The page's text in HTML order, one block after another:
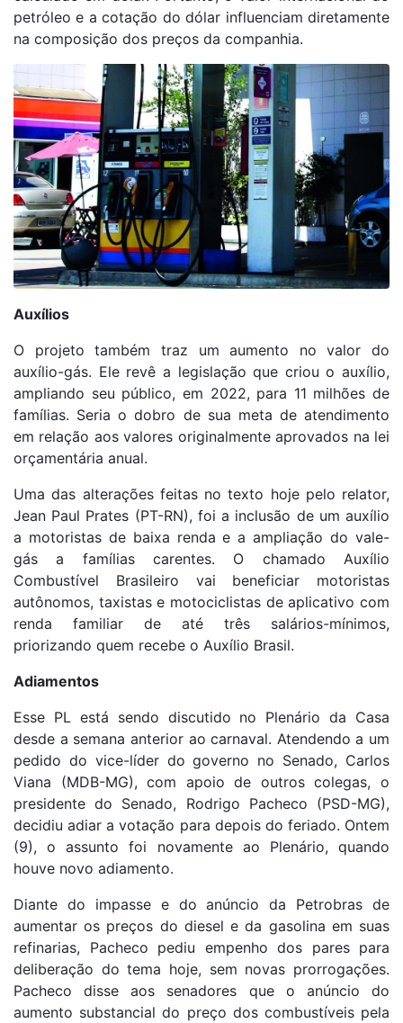
petróleo e a cotação do dólar influenciam diretamente
na composição dos preços da companhia.
Auxílios
O projeto também traz um aumento no valor do
auxílio-gás. Ele revê a legislação que criou o auxílio,
ampliando seu público, em 2022, para 11 milhões de
famílias. Seria o dobro de sua meta de atendimento
em relação aos valores originalmente aprovados na lei
orçamentária anual.
Uma das alterações feitas no texto hoje pelo relator,
Jean Paul Prates (PT-RN), foi a inclusão de um auxílio
a motoristas de baixa renda e a ampliação do vale-
gás a famílias carentes. O chamado Auxílio
Combustível Brasileiro vai beneficiar motoristas
autônomos, taxistas e motociclistas de aplicativo com
renda familiar de até três salários-mínimos,
priorizando quem recebe o Auxílio Brasil.
Adiamentos
Esse PL está sendo discutido no Plenário da Casa
desde a semana anterior ao carnaval. Atendendo a um
pedido do vice-líder do governo no Senado, Carlos
Viana (MDB-MG), com apoio de outros colegas, o
presidente do Senado, Rodrigo Pacheco (PSD-MG),
decidiu adiar a votação para depois do feriado. Ontem
(9), o assunto foi novamente ao Plenário, quando
houve novo adiamento.
Diante do impasse e do anúncio da Petrobras de
aumentar os preços do diesel e da gasolina em suas
refinarias, Pacheco pediu empenho dos pares para
deliberação do tema hoje, sem novas prorrogações.
Pacheco disse aos senadores que o anúncio do
aumento substancial do preço dos combustíveis pela